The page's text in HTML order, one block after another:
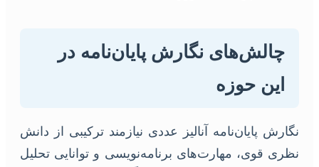
چالش‌های نگارش پایان‌نامه در
این حوزه
نگارش پایان‌نامه آنالیز عددی نیازمند ترکیبی از دانش
نظری قوی، مهارت‌های برنامه‌نویسی و توانایی تحلیل